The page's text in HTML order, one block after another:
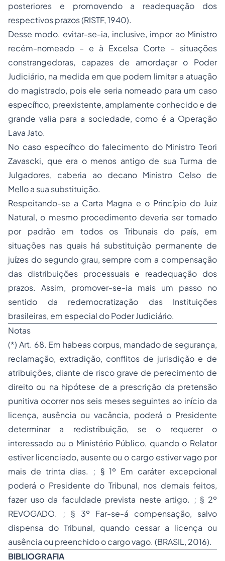
posteriores e promovendo a readequação dos
respectivos prazos (RISTF, 1940).
Desse modo, evitar-se-ia, inclusive, impor ao Ministro
recém-nomeado – e à Excelsa Corte – situações
constrangedoras, capazes de amordaçar o Poder
Judiciário, na medida em que podem limitar a atuação
do magistrado, pois ele seria nomeado para um caso
específico, preexistente, amplamente conhecido e de
grande valia para a sociedade, como é a Operação
Lava Jato.
No caso específico do falecimento do Ministro Teori
Zavascki, que era o menos antigo de sua Turma de
Julgadores, caberia ao decano Ministro Celso de
Mello a sua substituição.
Respeitando-se a Carta Magna e o Princípio do Juiz
Natural, o mesmo procedimento deveria ser tomado
por padrão em todos os Tribunais do país, em
situações nas quais há substituição permanente de
juízes do segundo grau, sempre com a compensação
das distribuições processuais e readequação dos
prazos. Assim, promover-se-ia mais um passo no
sentido da redemocratização das Instituições
brasileiras, em especial do Poder Judiciário.
Notas
(*) Art. 68. Em habeas corpus, mandado de segurança,
reclamação, extradição, conflitos de jurisdição e de
atribuições, diante de risco grave de perecimento de
direito ou na hipótese de a prescrição da pretensão
punitiva ocorrer nos seis meses seguintes ao início da
licença, ausência ou vacância, poderá o Presidente
determinar a redistribuição, se o requerer o
interessado ou o Ministério Público, quando o Relator
estiver licenciado, ausente ou o cargo estiver vago por
mais de trinta dias. ; § 1º Em caráter excepcional
poderá o Presidente do Tribunal, nos demais feitos,
fazer uso da faculdade prevista neste artigo. ; § 2º
REVOGADO. ; § 3º Far-se-á compensação, salvo
dispensa do Tribunal, quando cessar a licença ou
ausência ou preenchido o cargo vago. (BRASIL, 2016).
BIBLIOGRAFIA